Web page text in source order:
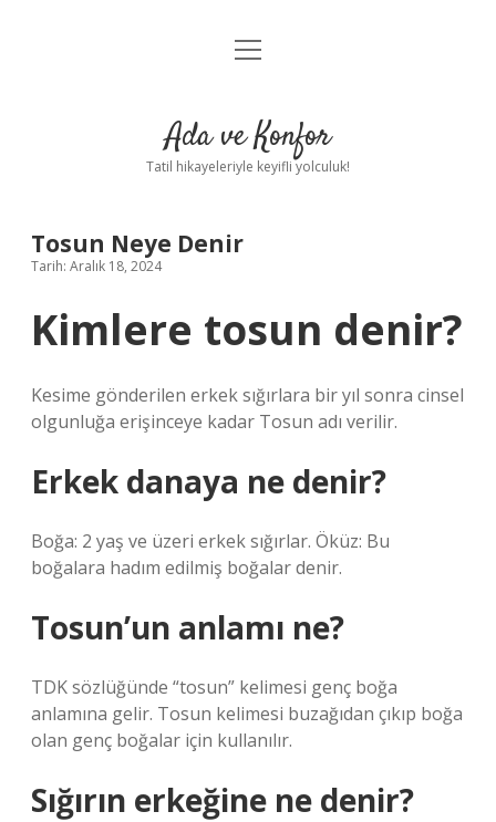
Anasayfa
Yasal Uyarı
menüyü
Ada ve Konfor
Tatil hikayeleriyle keyifli yolculuk!
Tosun Neye Denir
Tarih: Aralık 18, 2024
Kimlere tosun denir?
Kesime gönderilen erkek sığırlara bir yıl sonra cinsel
olgunluğa erişinceye kadar Tosun adı verilir.
Erkek danaya ne denir?
Boğa: 2 yaş ve üzeri erkek sığırlar. Öküz: Bu
boğalara hadım edilmiş boğalar denir.
Tosun’un anlamı ne?
TDK sözlüğünde “tosun” kelimesi genç boğa
anlamına gelir. Tosun kelimesi buzağıdan çıkıp boğa
olan genç boğalar için kullanılır.
Sığırın erkeğine ne denir?